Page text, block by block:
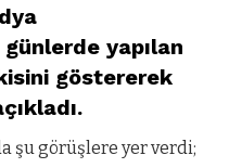
yapılan
göstererek
şu görüşlere yer verdi;